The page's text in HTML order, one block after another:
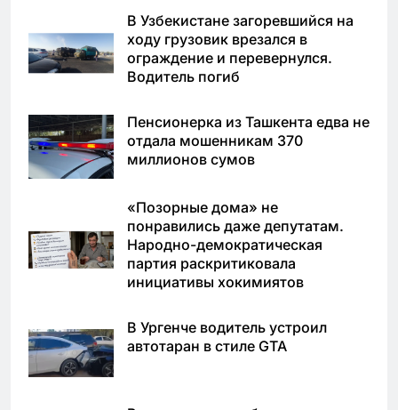
В Узбекистане загоревшийся на
ходу грузовик врезался в
ограждение и перевернулся.
Водитель погиб
Пенсионерка из Ташкента едва не
отдала мошенникам 370
миллионов сумов
«Позорные дома» не
понравились даже депутатам.
Народно-демократическая
партия раскритиковала
инициативы хокимиятов
В Ургенче водитель устроил
автотаран в стиле GTA